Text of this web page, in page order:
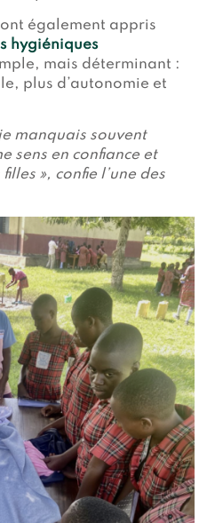
également appris
hygiéniques
mais déterminant :
plus d’autonomie et
manquais souvent
sens en confiance et
», confie l’une des